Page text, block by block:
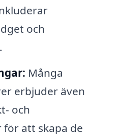
och
Många
erbjuder även
och
att skapa de